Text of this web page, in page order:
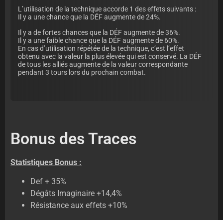
L’utilisation de la technique accorde 1 des effets suivants :
Il y a une chance que la DÉF augmente de 24%.
Il y a de fortes chances que la DÉF augmente de 36%.
Il y a une faible chance que la DÉF augmente de 60%.
En cas d’utilisation répétée de la technique, c’est l’effet
obtenu avec la valeur la plus élevée qui est conservé. La DÉF
de tous les alliés augmente de la valeur correspondante
pendant 3 tours lors du prochain combat.
Bonus des Traces
Statistiques Bonus :
Def + 35%
Dégâts Imaginaire +14,4%
Résistance aux effets +10%